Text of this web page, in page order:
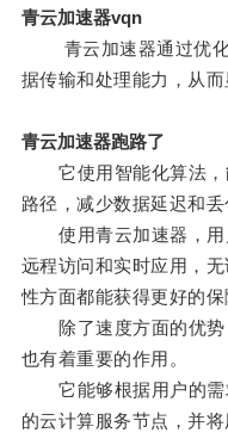
青云加速器vqn
青云加速器通过优化
据传输和处理能力，从
青云加速器跑路了
它使用智能化算法，
路径，减少数据延迟和
使用青云加速器，用
远程访问和实时应用，
性方面都能获得更好的保
除了速度方面的优势
也有着重要的作用。
它能够根据用户的需
的云计算服务节点，并